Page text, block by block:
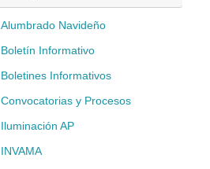
Alumbrado Navideño
Boletín Informativo
Boletines Informativos
Convocatorias y Procesos
Iluminación AP
INVAMA